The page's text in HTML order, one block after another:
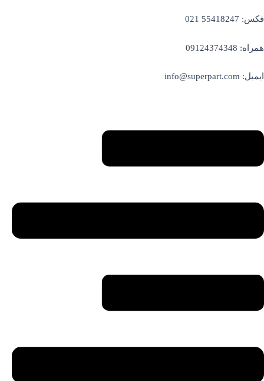
فکس: 55418247 021
همراه: 09124374348
ایمیل: info@superpart.com